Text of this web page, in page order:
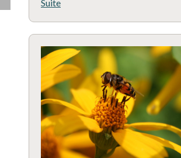
Suite